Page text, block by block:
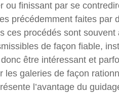
ou finissant par se
précédemment faites par
ces procédés sont souvent
de façon fiable,
être intéressant et
les galeries de façon
l’avantage du